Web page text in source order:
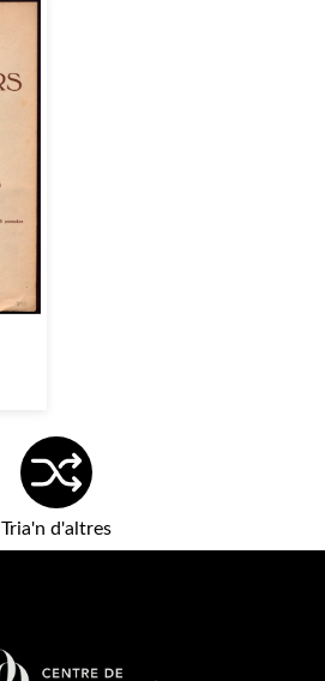
Tria'n d'altres